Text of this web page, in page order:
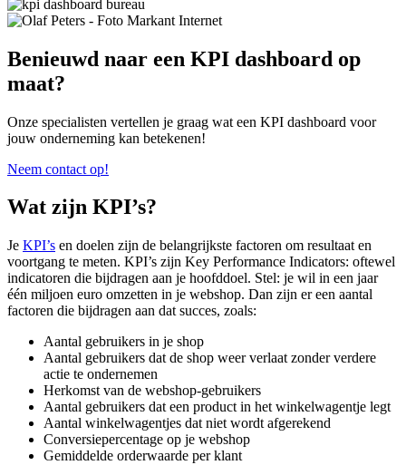
Benieuwd naar een KPI dashboard op
maat?
Onze specialisten vertellen je graag wat een KPI dashboard voor
jouw onderneming kan betekenen!
Neem contact op!
Wat zijn KPI’s?
Je KPI’s en doelen zijn de belangrijkste factoren om resultaat en
voortgang te meten. KPI’s zijn Key Performance Indicators: oftewel
indicatoren die bijdragen aan je hoofddoel. Stel: je wil in een jaar
één miljoen euro omzetten in je webshop. Dan zijn er een aantal
factoren die bijdragen aan dat succes, zoals:
Aantal gebruikers in je shop
Aantal gebruikers dat de shop weer verlaat zonder verdere
actie te ondernemen
Herkomst van de webshop-gebruikers
Aantal gebruikers dat een product in het winkelwagentje legt
Aantal winkelwagentjes dat niet wordt afgerekend
Conversiepercentage op je webshop
Gemiddelde orderwaarde per klant